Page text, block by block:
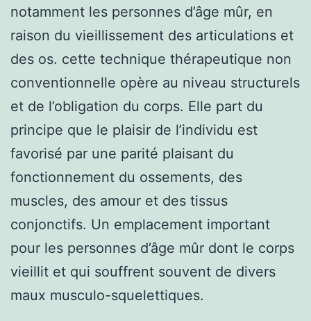
notamment les personnes d’âge mûr, en
raison du vieillissement des articulations et
des os. cette technique thérapeutique non
conventionnelle opère au niveau structurels
et de l’obligation du corps. Elle part du
principe que le plaisir de l’individu est
favorisé par une parité plaisant du
fonctionnement du ossements, des
muscles, des amour et des tissus
conjonctifs. Un emplacement important
pour les personnes d’âge mûr dont le corps
vieillit et qui souffrent souvent de divers
maux musculo-squelettiques.